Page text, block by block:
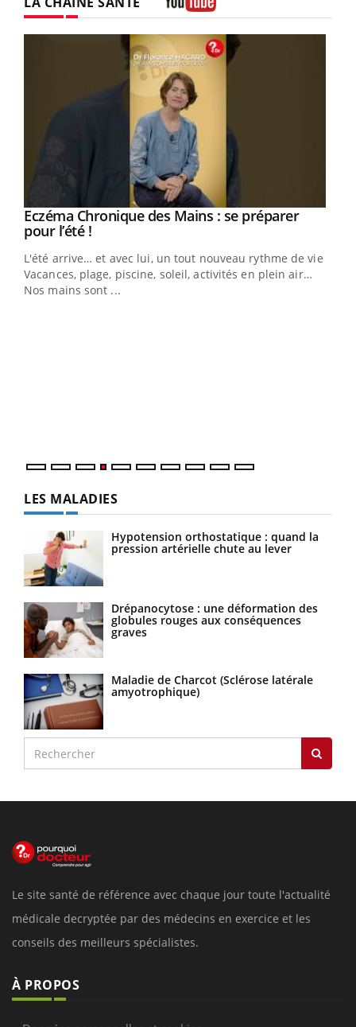
Youtube
Eczéma Chronique des Mains : se préparer
pour l’été !Youtube
L'été arrive… et avec lui, un tout nouveau rythme de vie !
Vacances, plage, piscine, soleil, activités en plein air…
Nos mains sont ...
LES MALADIES
Hypotension orthostatique : quand la
pression artérielle chute au lever
Drépanocytose : une déformation des
globules rouges aux conséquences
graves
Maladie de Charcot (Sclérose latérale
amyotrophique)
Le site santé de référence avec chaque jour toute l'actualité
médicale decryptée par des médecins en exercice et les
conseils des meilleurs spécialistes.
À PROPOS